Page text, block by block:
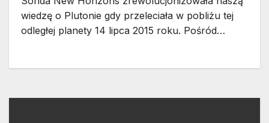
wiedzę o Plutonie gdy przeleciała w pobliżu tej
odległej planety 14 lipca 2015 roku. Pośród…